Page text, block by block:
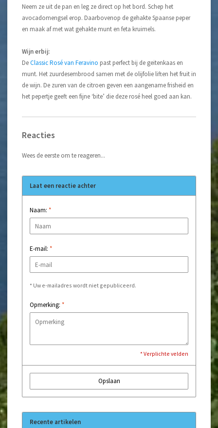
Neem ze uit de pan en leg ze direct op het bord. Schep het
avocadomengsel erop. Daarbovenop de gehakte Spaanse peper
en maak af met wat gehakte munt en feta kruimels.
Wijn erbij:
DeClassic Rosé van Feravino past perfect bij de geitenkaas en
munt. Het zuurdesembrood samen met de olijfolie liften het fruit in
de wijn. De zuren van de citroen geven een aangename frisheid en
het pepertje geeft een fijne ‘bite’ die deze rosé heel goed aan kan.
Reacties
Wees de eerste om te reageren...
Laat een reactie achter
Naam: *
E-mail: *
* Uw e-mailadres wordt niet gepubliceerd.
Opmerking: *
* Verplichte velden
Opslaan
Recente artikelen